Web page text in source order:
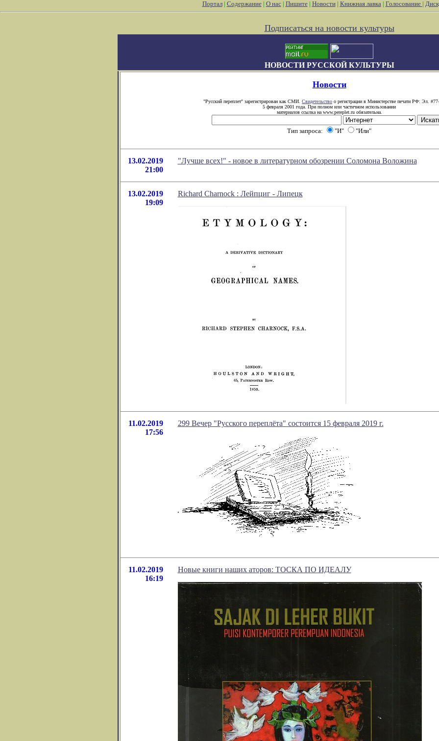
Портал| Содержание| О нас| Пишите| Новости| Книжная лавка| Голосование |
Подписаться на новости культуры
НОВОСТИ РУССКОЙ КУЛЬТУРЫ
Новости
"Русский переплет" зарегистрирован как СМИ. Свидетельство о регистрации в Министерстве печати РФ: Эл.
5 февраля 2001 года. При полном или частичном использовании
материалов ссылка на www.pereplet.ru обязательна.
Тип запроса: "И" "Или"
13.02.2019
21:00
"Лучше всех!" - новое в литературном обозрении Соломона Воложина
13.02.2019
19:09
Richard Charnock : Лейпциг - Липецк
11.02.2019
17:56
299 Вечер "Русского переплёта" состоится 15 февраля 2019 г.
11.02.2019
16:19
Новые книги наших аторов: ТОСКА ПО ИДЕАЛУ